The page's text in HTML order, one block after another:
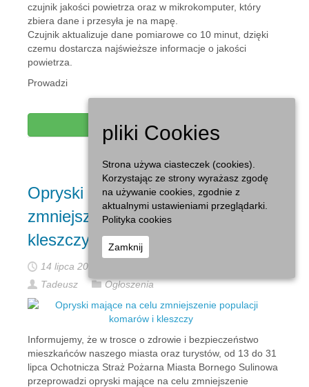
czujnik jakości powietrza oraz w mikrokomputer, który
zbiera dane i przesyła je na mapę.
Czujnik aktualizuje dane pomiarowe co 10 minut, dzięki
czemu dostarcza najświeższe informacje o jakości
powietrza.
Prowadzi
Czytaj dalej...
Opryski mające na celu
zmniejszenie populacji komarów i
kleszczy
14 lipca 2022
Tadeusz
Ogłoszenia
Informujemy, że w trosce o zdrowie i bezpieczeństwo
mieszkańców naszego miasta oraz turystów, od 13 do 31
lipca Ochotnicza Straż Pożarna Miasta Bornego Sulinowa
przeprowadzi opryski mające na celu zmniejszenie
pliki Cookies
Strona używa ciasteczek (cookies).
Korzystając ze strony wyrażasz zgodę
na używanie cookies, zgodnie z
aktualnymi ustawieniami przeglądarki.
Polityka cookies
Zamknij